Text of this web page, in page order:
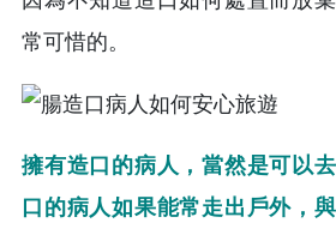
常可惜的。
擁有造口的病人，當然是可以
口的病人如果能常走出戶外，